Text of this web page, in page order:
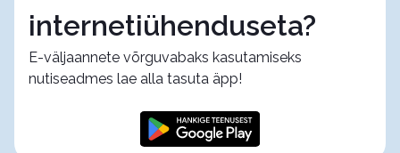
internetiühenduseta?
E-väljaannete võrguvabaks kasutamiseks
nutiseadmes lae alla tasuta äpp!